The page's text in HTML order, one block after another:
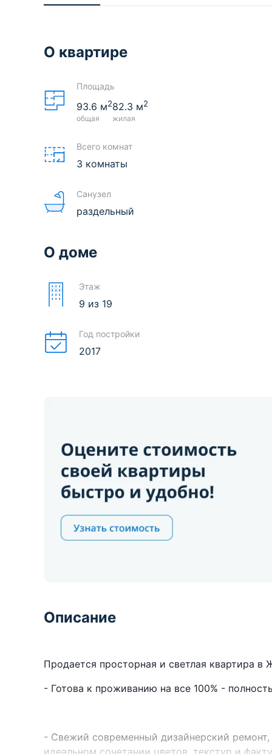
О квартире
Площадь
93.6 м2
общая
82.3 м2
жилая
Всего комнат
3 комнаты
Санузел
раздельный
О доме
Этаж
9 из 19
Год постройки
2017
Описание
Продается просторная и светлая квартира
- Готова к проживанию на все 100% -
- Свежий современный дизайнерский
идеальном сочетании цветов, текстур и